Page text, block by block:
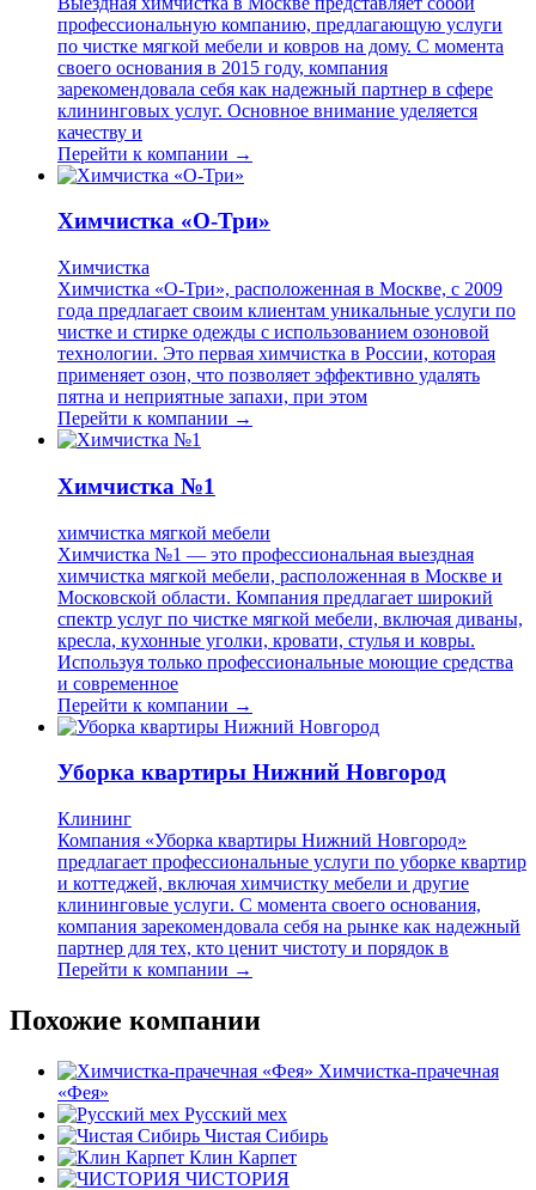
профессиональную компанию, предлагающую услуги
по чистке мягкой мебели и ковров на дому. С момента
своего основания в 2015 году, компания
зарекомендовала себя как надежный партнер в сфере
клининговых услуг. Основное внимание уделяется
качеству и
Перейти к компании →
Химчистка «О-Три»
Химчистка
Химчистка «О-Три», расположенная в Москве, с 2009
года предлагает своим клиентам уникальные услуги по
чистке и стирке одежды с использованием озоновой
технологии. Это первая химчистка в России, которая
применяет озон, что позволяет эффективно удалять
пятна и неприятные запахи, при этом
Перейти к компании →
Химчистка №1
химчистка мягкой мебели
Химчистка №1 — это профессиональная выездная
химчистка мягкой мебели, расположенная в Москве и
Московской области. Компания предлагает широкий
спектр услуг по чистке мягкой мебели, включая диваны,
кресла, кухонные уголки, кровати, стулья и ковры.
Используя только профессиональные моющие средства
и современное
Перейти к компании →
Уборка квартиры Нижний Новгород
Клининг
Компания «Уборка квартиры Нижний Новгород»
предлагает профессиональные услуги по уборке квартир
и коттеджей, включая химчистку мебели и другие
клининговые услуги. С момента своего основания,
компания зарекомендовала себя на рынке как надежный
партнер для тех, кто ценит чистоту и порядок в
Перейти к компании →
Похожие компании
Химчистка-прачечная
«Фея»
Русский мех
Чистая Сибирь
Клин Карпет
ЧИСТОРИЯ